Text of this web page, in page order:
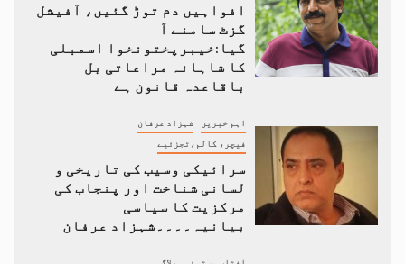
افواہیں دم توڑ گئیں، آفیشل
گزٹ سامنے آ
گیا:خیبرپختونخوا اسمبلی
کا شاہانہ مراعاتی بل
باقاعدہ قانون ہے
اہم خبریں شہزاد عرفان
فیچر، کالم،تجزئیے
سرائیکی وسیب کی تاریخی و
لسانی شناخت اور پنجاب کی
مرکزیت کا سیاسی
بیانیہ۔۔۔۔شہزاد عرفان